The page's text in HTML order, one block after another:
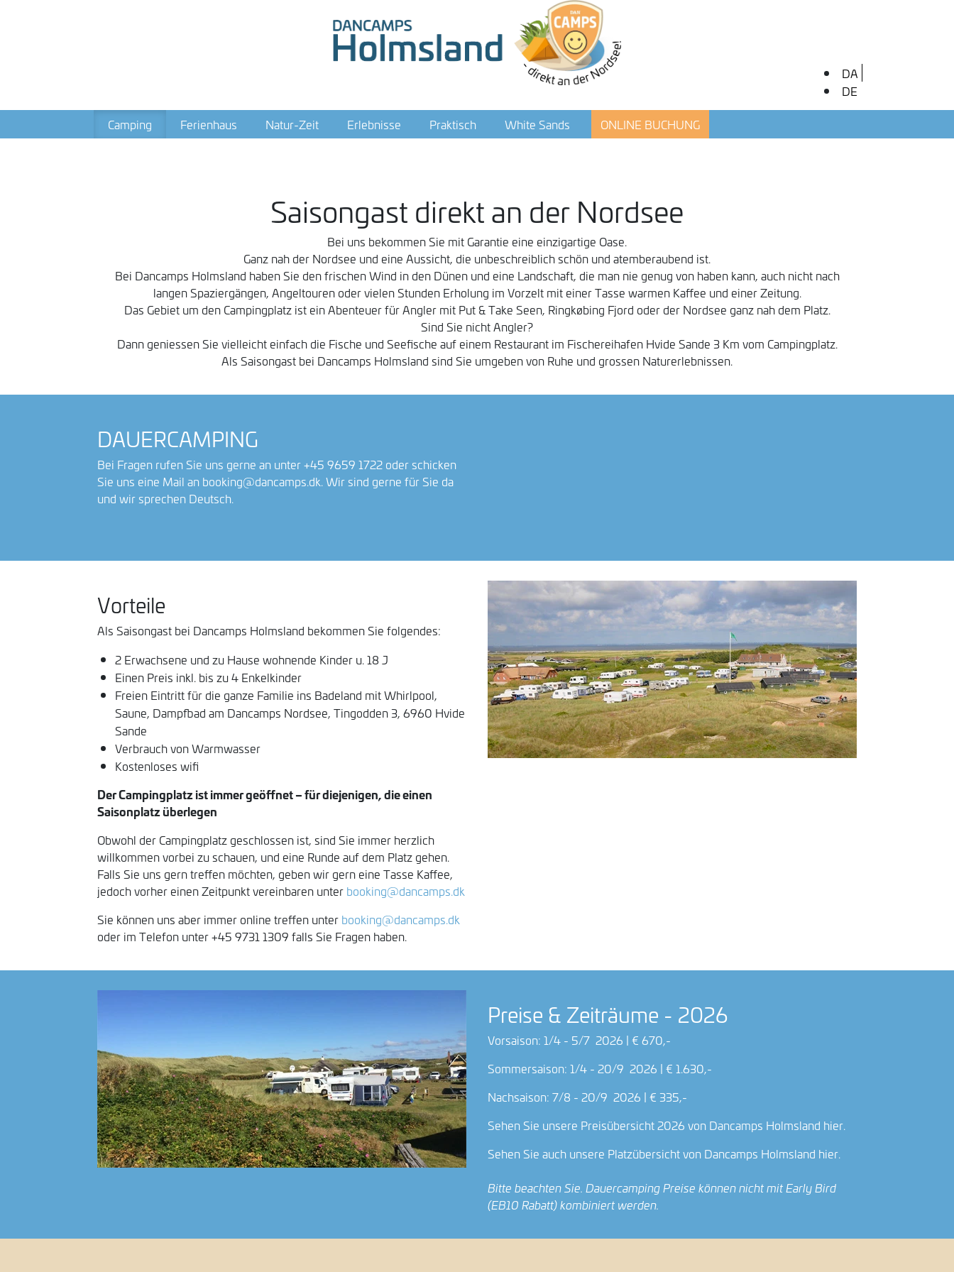
DA
DE
Camping
Ferienhaus Natur-Zeit Erlebnisse Praktisch White Sands ONLINE BUCHUNG
Saisongast direkt an der Nordsee
Bei uns bekommen Sie mit Garantie eine einzigartige Oase.
Ganz nah der Nordsee und eine Aussicht, die unbeschreiblich schön und atemberaubend ist.
Bei Dancamps Holmsland haben Sie den frischen Wind in den Dünen und eine Landschaft, die man nie genug von haben kann, auch nicht nach
langen Spaziergängen, Angeltouren oder vielen Stunden Erholung im Vorzelt mit einer Tasse warmen Kaffee und einer Zeitung.
Das Gebiet um den Campingplatz ist ein Abenteuer für Angler mit Put & Take Seen, Ringkøbing Fjord oder der Nordsee ganz nah dem Platz.
Sind Sie nicht Angler?
Dann geniessen Sie vielleicht einfach die Fische und Seefische auf einem Restaurant im Fischereihafen Hvide Sande 3 Km vom Campingplatz.
Als Saisongast bei Dancamps Holmsland sind Sie umgeben von Ruhe und grossen Naturerlebnissen.
DAUERCAMPING
Bei Fragen rufen Sie uns gerne an unter +45 9659 1722 oder schicken
Sie uns eine Mail an booking@dancamps.dk. Wir sind gerne für Sie da
und wir sprechen Deutsch.
Vorteile
Als Saisongast bei Dancamps Holmsland bekommen Sie folgendes:
2 Erwachsene und zu Hause wohnende Kinder u. 18 J
Einen Preis inkl. bis zu 4 Enkelkinder
Freien Eintritt für die ganze Familie ins Badeland mit Whirlpool,
Saune, Dampfbad am Dancamps Nordsee, Tingodden 3, 6960 Hvide
Sande
Verbrauch von Warmwasser
Kostenloses wifi
Der Campingplatz ist immer geöffnet – für diejenigen, die einen
Saisonplatz überlegen
Obwohl der Campingplatz geschlossen ist, sind Sie immer herzlich
willkommen vorbei zu schauen, und eine Runde auf dem Platz gehen.
Falls Sie uns gern treffen möchten, geben wir gern eine Tasse Kaffee,
jedoch vorher einen Zeitpunkt vereinbaren unter booking@dancamps.dk
Sie können uns aber immer online treffen unter booking@dancamps.dk
oder im Telefon unter +45 9731 1309 falls Sie Fragen haben.
Preise & Zeiträume - 2026
Vorsaison: 1/4 - 5/7 2026 | € 670,-
Sommersaison: 1/4 - 20/9 2026 | € 1.630,-
Nachsaison: 7/8 - 20/9 2026 | € 335,-
Sehen Sie unsere Preisübersicht 2026 von Dancamps Holmsland hier.
Sehen Sie auch unsere Platzübersicht von Dancamps Holmsland hier.
Bitte beachten Sie. Dauercamping Preise können nicht mit Early Bird
(EB10 Rabatt) kombiniert werden.